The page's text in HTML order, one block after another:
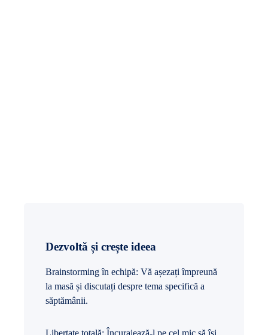
Dezvoltă și crește ideea
Brainstorming în echipă: Vă așezați împreună
la masă și discutați despre tema specifică a
săptămânii.
Libertate totală: Încurajează-l pe cel mic să își